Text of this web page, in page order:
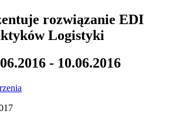
rozwiązanie EDI
Logistyki
- 10.06.2016